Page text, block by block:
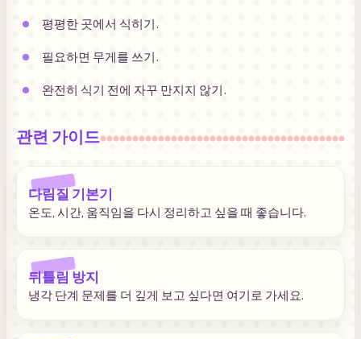
평평한 곳에서 식히기.
필요하면 무게를 쓰기.
완전히 식기 전에 자꾸 만지지 않기.
관련 가이드
다림질 기본기
온도, 시간, 움직임을 다시 정리하고 싶을 때 좋습니다.
뒤틀림 방지
냉각 단계 문제를 더 깊게 보고 싶다면 여기로 가세요.